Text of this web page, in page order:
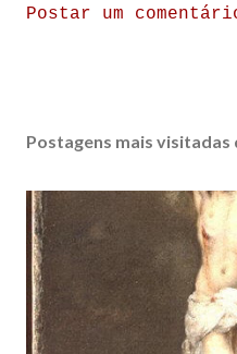
Postar um
Postagens mais visitadas